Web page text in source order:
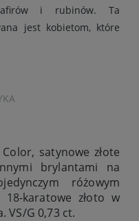
i rubinów. Ta
jest kobietom, które
satynowe złote
brylantami na
różowym
karatowe złoto w
VS/G 0,73 ct.